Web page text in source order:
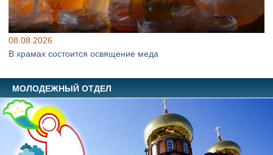
08.08.2026
В храмах состоится освящение меда
МОЛОДЕЖНЫЙ ОТДЕЛ